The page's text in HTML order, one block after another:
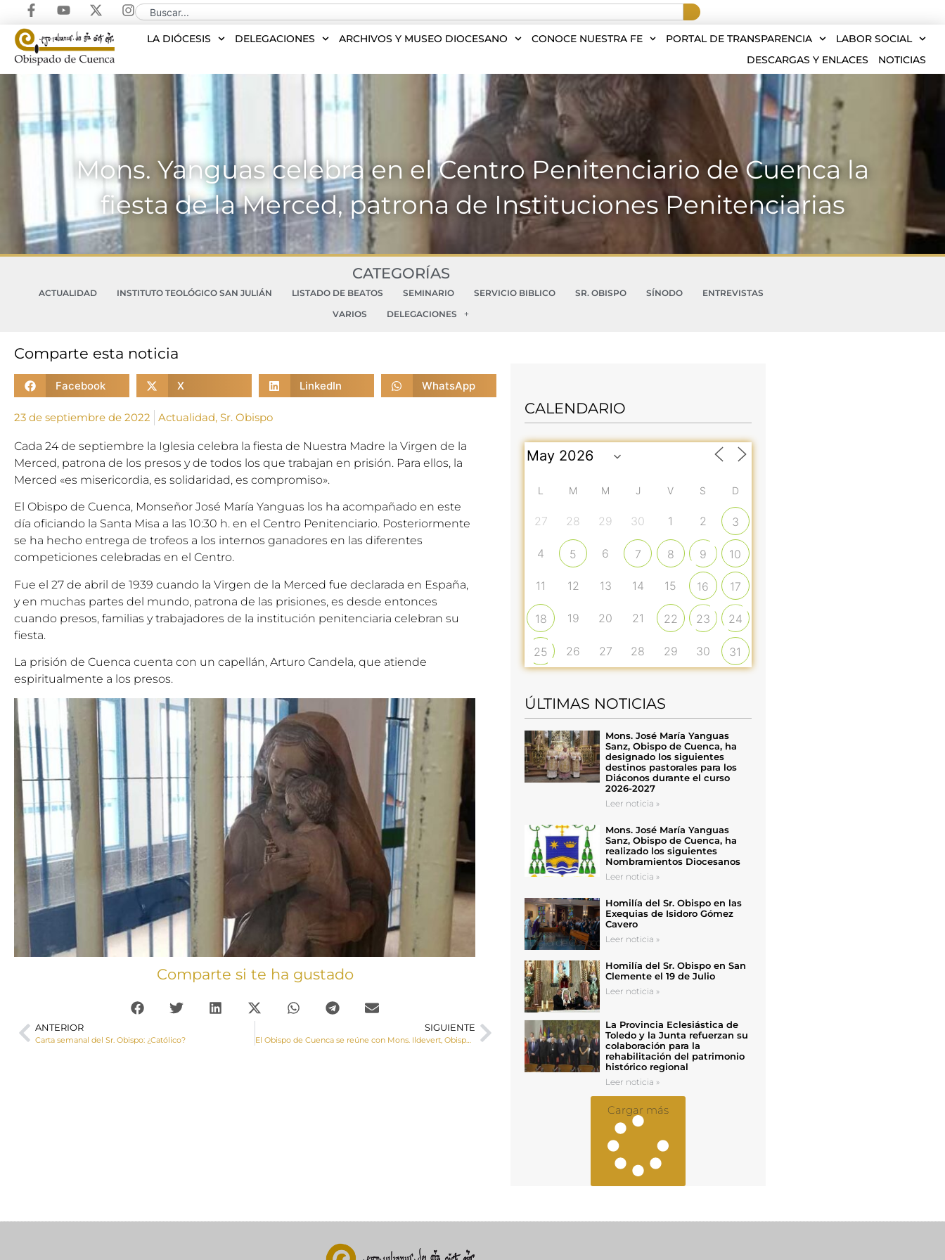
LA DIÓCESIS DELEGACIONES ARCHIVOS Y MUSEO DIOCESANO CONOCE NUESTRA FE PORTAL DE TRANSPARENCIA
LABOR SOCIAL
DESCARGAS Y ENLACES
NOTICIAS
Mons. Yanguas celebra en el Centro Penitenciario de Cuenca la
fiesta de la Merced, patrona de Instituciones Penitenciarias
CATEGORÍAS
ACTUALIDAD INSTITUTO TEOLÓGICO SAN JULIÁN LISTADO DE BEATOS SEMINARIO SERVICIO BIBLICO SR. OBISPO SÍNODO
ENTREVISTAS
VARIOS
DELEGACIONES
Comparte esta noticia
Facebook X LinkedIn WhatsApp
23 de septiembre de 2022 Actualidad, Sr. Obispo
Cada 24 de septiembre la Iglesia celebra la fiesta de Nuestra Madre la Virgen de la
Merced, patrona de los presos y de todos los que trabajan en prisión. Para ellos, la
Merced «es misericordia, es solidaridad, es compromiso».
El Obispo de Cuenca, Monseñor José María Yanguas los ha acompañado en este
día oficiando la Santa Misa a las 10:30 h. en el Centro Penitenciario. Posteriormente
se ha hecho entrega de trofeos a los internos ganadores en las diferentes
competiciones celebradas en el Centro.
Fue el 27 de abril de 1939 cuando la Virgen de la Merced fue declarada en España,
y en muchas partes del mundo, patrona de las prisiones, es desde entonces
cuando presos, familias y trabajadores de la institución penitenciaria celebran su
fiesta.
La prisión de Cuenca cuenta con un capellán, Arturo Candela, que atiende
espiritualmente a los presos.
Comparte si te ha gustado
ANTERIOR
Carta semanal del Sr. Obispo: ¿Católico?
SIGUIENTE
El Obispo de Cuenca se reúne con Mons. Ildevert, Obispo de la Diócesis de Kinkala (Congo Brazaville))
CALENDARIO
L M M J V S D
27 28 29 30 1 2 3
4 5 6 7 8 9 10
11 12 13 14 15 16 17
18 19 20 21 22 23 24
25 26 27 28 29 30 31
ÚLTIMAS NOTICIAS
Mons. José María Yanguas
Sanz, Obispo de Cuenca, ha
designado los siguientes
destinos pastorales para los
Diáconos durante el curso
2026-2027
Leer noticia »
Mons. José María Yanguas
Sanz, Obispo de Cuenca, ha
realizado los siguientes
Nombramientos Diocesanos
Leer noticia »
Homilía del Sr. Obispo en las
Exequias de Isidoro Gómez
Cavero
Leer noticia »
Homilía del Sr. Obispo en San
Clemente el 19 de Julio
Leer noticia »
La Provincia Eclesiástica de
Toledo y la Junta refuerzan su
colaboración para la
rehabilitación del patrimonio
histórico regional
Leer noticia »
Cargar más